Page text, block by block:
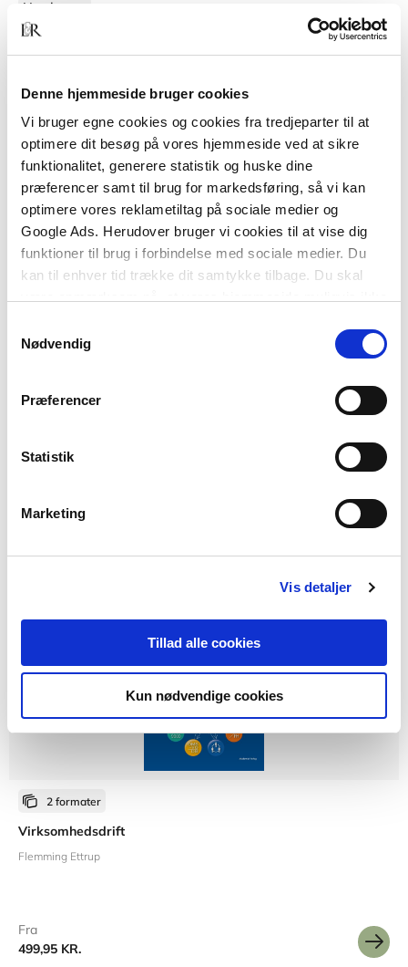
Denne hjemmeside bruger cookies
Vi bruger egne cookies og cookies fra tredjeparter til at
optimere dit besøg på vores hjemmeside ved at sikre
funktionalitet, generere statistik og huske dine
præferencer samt til brug for markedsføring, så vi kan
optimere vores reklametiltag på sociale medier og
Google Ads. Herudover bruger vi cookies til at vise dig
funktioner til brug i forbindelse med sociale medier. Du
kan til enhver tid trække dit samtykke tilbage. Du skal
tilbagetrækker et samtykke.
Nødvendig
Præferencer
Statistik
Marketing
Vis detaljer
Tillad alle cookies
Kun nødvendige cookies
Hardcover
Landmåling
199,00 KR.
Hardcover
Thomas Harboe
220,00 KR.
2 formater
Virksomhedsdrift
Flemming Ettrup
Fra
499,95 KR.